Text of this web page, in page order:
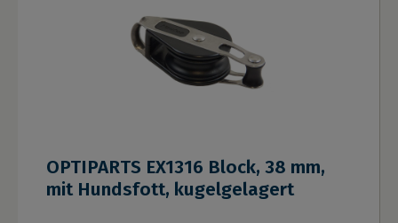
OPTIPARTS EX1316 Block, 38 mm,
mit Hundsfott, kugelgelagert